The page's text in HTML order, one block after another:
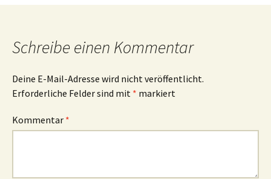
Schreibe einen Kommentar
Deine E-Mail-Adresse wird nicht veröffentlicht.
Erforderliche Felder sind mit * markiert
Kommentar *